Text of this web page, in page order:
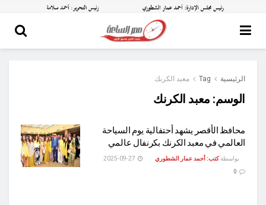
الرئيسية Tag معبد الكرنك
الوسم: معبد الكرنك
محافظ الأقصر يشهد أحتفالية يوم السياحة
العالمي في معبد الكرنك بكرنفال عالمي
بواسطة كتب: أحمد عمار الشطوري